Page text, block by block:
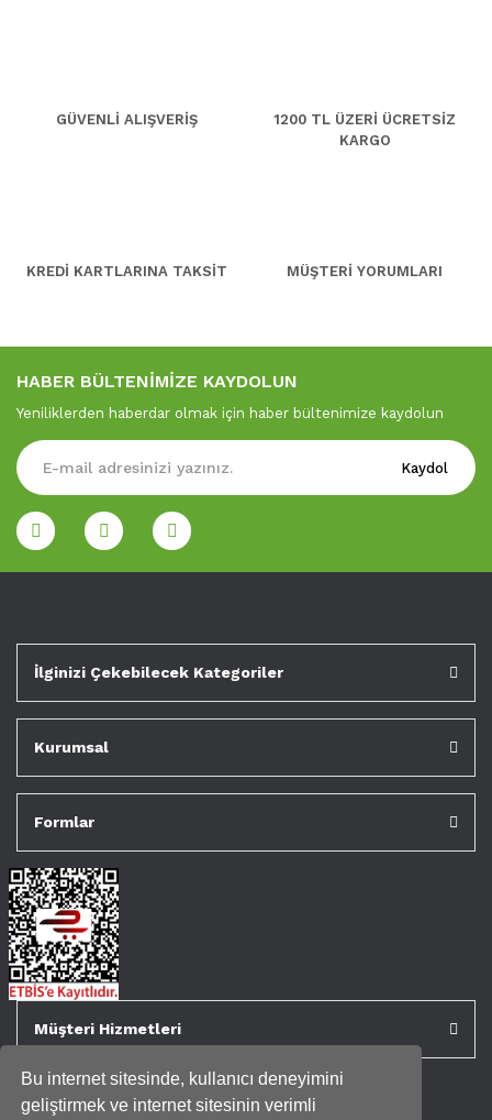
Bu internet sitesinde, kullanıcı deneyimini
geliştirmek ve internet sitesinin verimli
GÜVENLİ ALIŞVERİŞ
1200 TL ÜZERİ ÜCRETSİZ
KARGO
KREDİ KARTLARINA TAKSİT MÜŞTERİ YORUMLARI
HABER BÜLTENİMİZE KAYDOLUN
Yeniliklerden haberdar olmak için haber bültenimize kaydolun
Kaydol
İlginizi Çekebilecek Kategoriler
Kurumsal
Formlar
Müşteri Hizmetleri